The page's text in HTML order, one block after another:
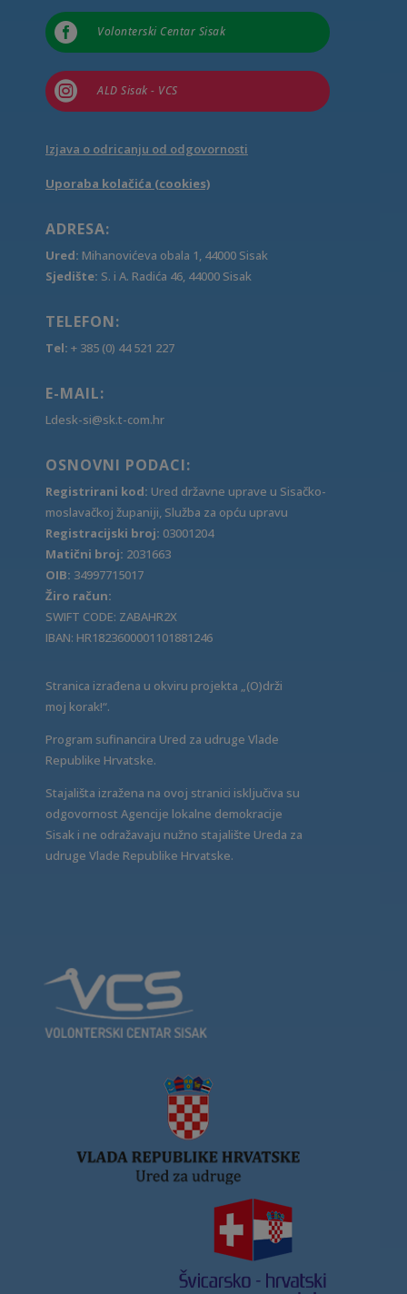
 Volonterski Centar Sisak
 ALD Sisak - VCS
Izjava o odricanju od odgovornosti
Uporaba kolačića (cookies)
ADRESA:
Ured: Mihanovićeva obala 1, 44000 Sisak
Sjedište: S. i A. Radića 46, 44000 Sisak
TELEFON:
Tel: + 385 (0) 44 521 227
E-MAIL:
Ldesk-si@sk.t-com.hr
OSNOVNI PODACI:
Registrirani kod: Ured državne uprave u Sisačko-
moslavačkoj županiji, Služba za opću upravu
Registracijski broj: 03001204
Matični broj: 2031663
OIB: 34997715017
Žiro račun:
SWIFT CODE: ZABAHR2X
IBAN: HR1823600001101881246
Stranica izrađena u okviru projekta „(O)drži
moj korak!“.
Program sufinancira Ured za udruge Vlade
Republike Hrvatske.
Stajališta izražena na ovoj stranici isključiva su
odgovornost Agencije lokalne demokracije
Sisak i ne odražavaju nužno stajalište Ureda za
udruge Vlade Republike Hrvatske.